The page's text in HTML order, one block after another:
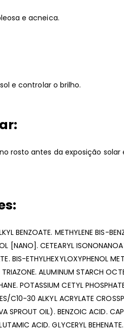
e acneica.
e controlar o brilho.
rosto antes da exposição solar
BENZOATE. METHYLENE BIS-
[NANO]. CETEARYL
BIS-ETHYLHEXYLOXYPHENOL
ALUMINUM STARCH
POTASSIUM CETYL
C10-30 ALKYL ACRYLATE
SPROUT OIL). BENZOIC ACID.
ACID. GLYCERYL